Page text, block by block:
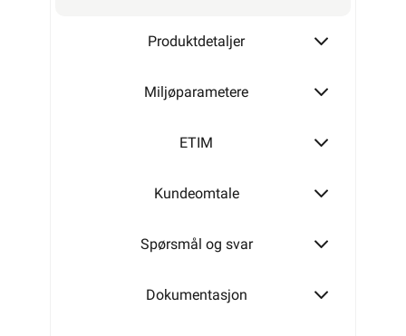
Produktdetaljer
Miljøparametere
ETIM
Kundeomtale
Spørsmål og svar
Dokumentasjon